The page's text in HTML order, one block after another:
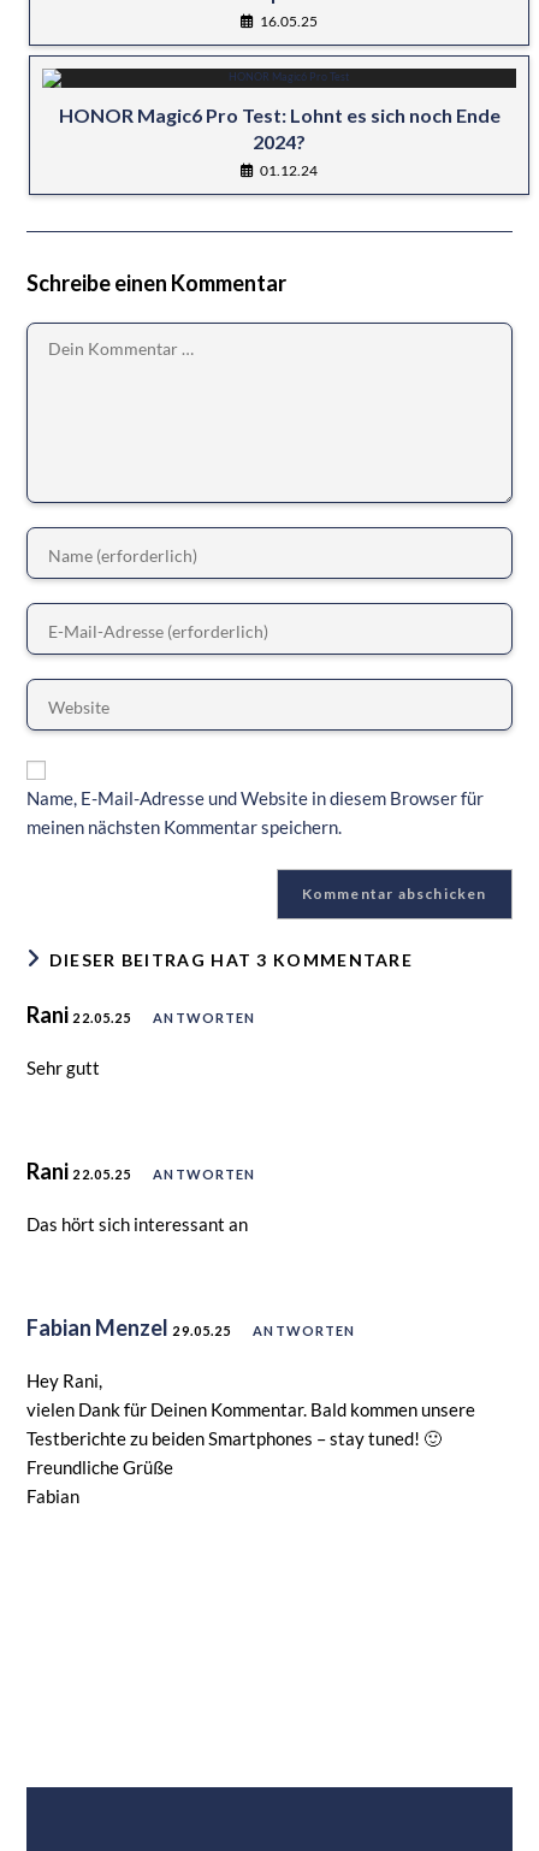
16.05.25
HONOR Magic6 Pro Test: Lohnt es sich noch Ende
2024?
01.12.24
Schreibe einen Kommentar
Name, E-Mail-Adresse und Website in diesem Browser für
meinen nächsten Kommentar speichern.
DIESER BEITRAG HAT 3 KOMMENTARE
Rani 22.05.25 ANTWORTEN
Sehr gutt
Rani 22.05.25 ANTWORTEN
Das hört sich interessant an
Fabian Menzel 29.05.25 ANTWORTEN
Hey Rani,
vielen Dank für Deinen Kommentar. Bald kommen unsere
Testberichte zu beiden Smartphones – stay tuned! 🙂
Freundliche Grüße
Fabian